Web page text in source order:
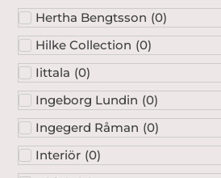
Hertha Bengtsson (0)
Hilke Collection (0)
Iittala (0)
Ingeborg Lundin (0)
Ingegerd Råman (0)
Interiör (0)